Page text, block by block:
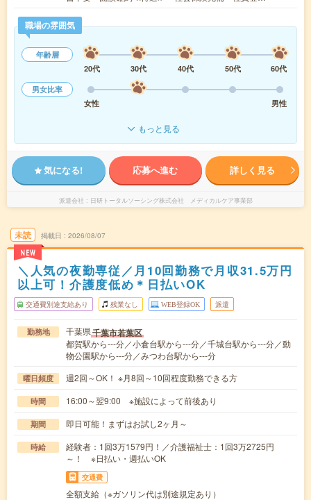
職場の雰囲気
年齢層
20代
30代 40代 50代
60代
男女比率
女性
男性
もっと見る
気になる! 応募へ進む 詳しく見る
派遣会社 日研トータルソーシング株式会社 メディカルケア事業部
未読
NEW
掲載日 2026/08/07
＼人気の夜勤専従／月10回勤務で月収31.5万円
以上可！介護度低め＊日払いOK
交通費別途支給あり 残業なし WEB登録OK 派遣
勤務地 千葉県千葉市若葉区
都賀駅から---分／小倉台駅から---分／千城台駅から---分／動
物公園駅から---分／みつわ台駅から---分
曜日頻度 週2回～OK！ ※月8回～10回程度勤務できる方
時間 16:00～翌9:00 ※施設によって前後あり
期間 即日可能！まずはお試し2ヶ月～
時給
経験者：1回3万1579円！／介護福祉士：1回3万2725円
～！ ※日払い・週払いOK
交通費
全額支給（※ガソリン代は別途規定あり）